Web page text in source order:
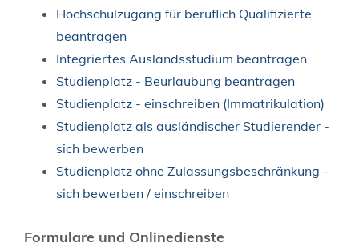
Hochschulzugang für beruflich Qualifizierte
beantragen
Integriertes Auslandsstudium beantragen
Studienplatz - Beurlaubung beantragen
Studienplatz - einschreiben (Immatrikulation)
Studienplatz als ausländischer Studierender -
sich bewerben
Studienplatz ohne Zulassungsbeschränkung -
sich bewerben / einschreiben
Formulare und Onlinedienste